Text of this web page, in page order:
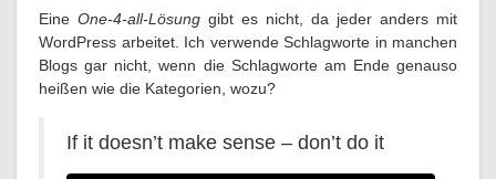
Eine One-4-all-Lösung gibt es nicht, da jeder anders mit
WordPress arbeitet. Ich verwende Schlagworte in manchen
Blogs gar nicht, wenn die Schlagworte am Ende genauso
heißen wie die Kategorien, wozu?
If it doesn’t make sense – don’t do it